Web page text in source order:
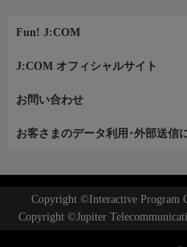
Fun! J:COM
J:COM オフィシャルサイト
お問い合わせ
お客さまのデータ利用･外部送信
Copyright ©Interactive Program
Copyright ©Jupiter